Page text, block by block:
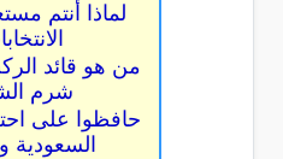
لماذا أنتم
من هو قائد
شرم
حافظوا على
السعودية